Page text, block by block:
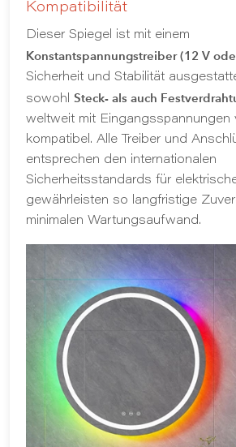
Kompatibilität
Dieser Spiegel ist mit einem
Konstantspannungstreiber (12 V
Sicherheit und Stabilität
sowohl Steck- als auch
weltweit mit Eingangsspannungen
kompatibel. Alle Treiber und
entsprechen den internationalen
Sicherheitsstandards für
gewährleisten so langfristige
minimalen Wartungsaufwand.